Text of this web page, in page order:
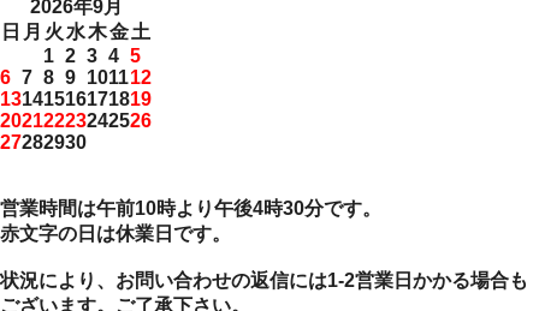
2026年9月
日 月 火 水木金土
1 2 3 4 5
6 7 8 9 101112
13141516171819
20212223242526
27282930
営業時間は午前10時より午後4時30分です。
赤文字の日は休業日です。
状況により、お問い合わせの返信には1-2営業日かかる場合も
ございます。ご了承下さい。